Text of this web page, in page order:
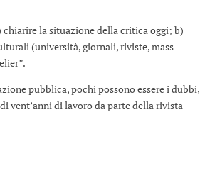
la situazione della critica oggi; b)
(università, giornali, riviste, mass
pubblica, pochi possono essere i dubbi,
vent’anni di lavoro da parte della rivista